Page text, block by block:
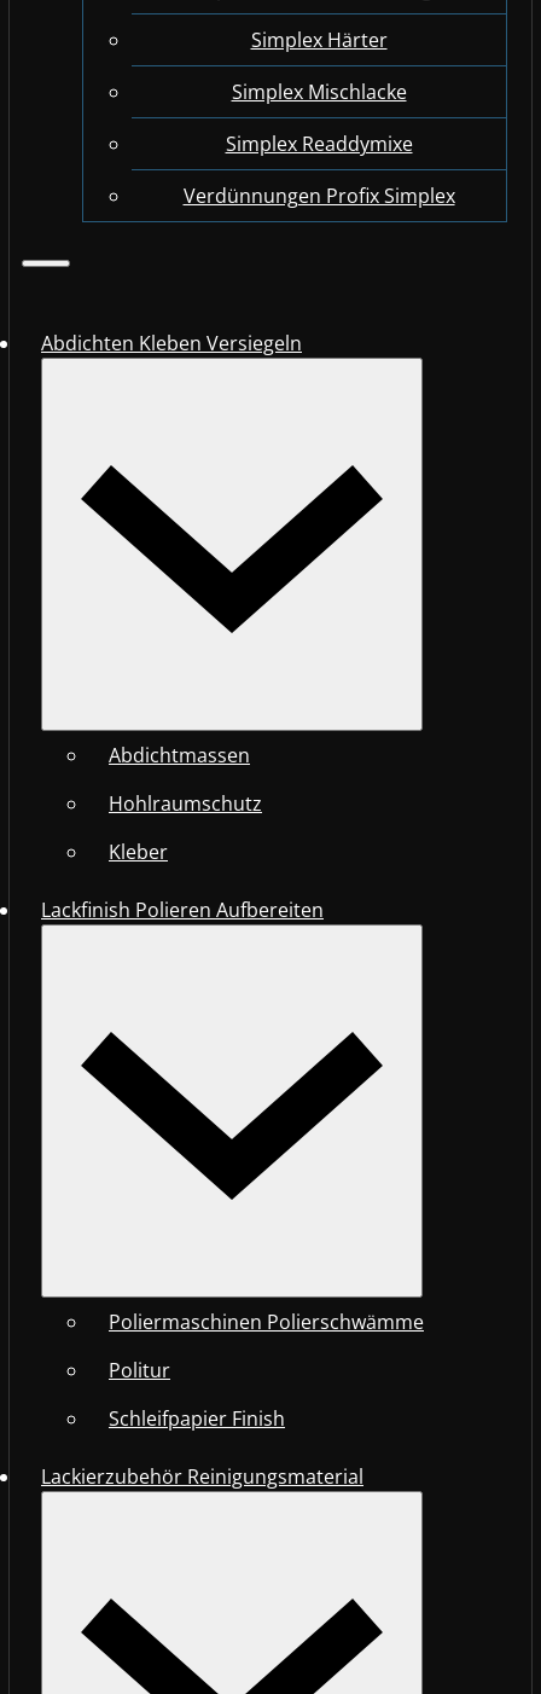
Simplex Härter
Simplex Mischlacke
Simplex Readdymixe
Verdünnungen Profix Simplex
Abdichten Kleben Versiegeln
Abdichtmassen
Hohlraumschutz
Kleber
Lackfinish Polieren Aufbereiten
Poliermaschinen Polierschwämme
Politur
Schleifpapier Finish
Lackierzubehör Reinigungsmaterial